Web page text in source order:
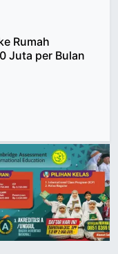
Rumah
Juta per Bulan